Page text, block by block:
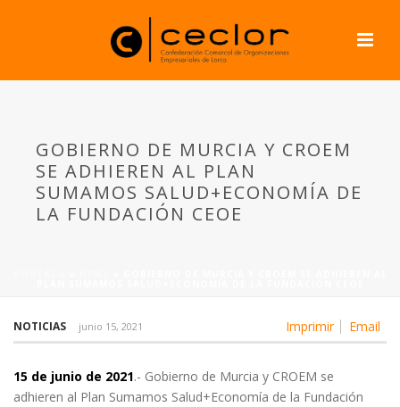
GOBIERNO DE MURCIA Y CROEM
SE ADHIEREN AL PLAN
SUMAMOS SALUD+ECONOMÍA DE
LA FUNDACIÓN CEOE
Imprimir Email
NOTICIAS junio 15, 2021
15 de junio de 2021.- Gobierno de Murcia y CROEM se
adhieren al Plan Sumamos Salud+Economía de la Fundación